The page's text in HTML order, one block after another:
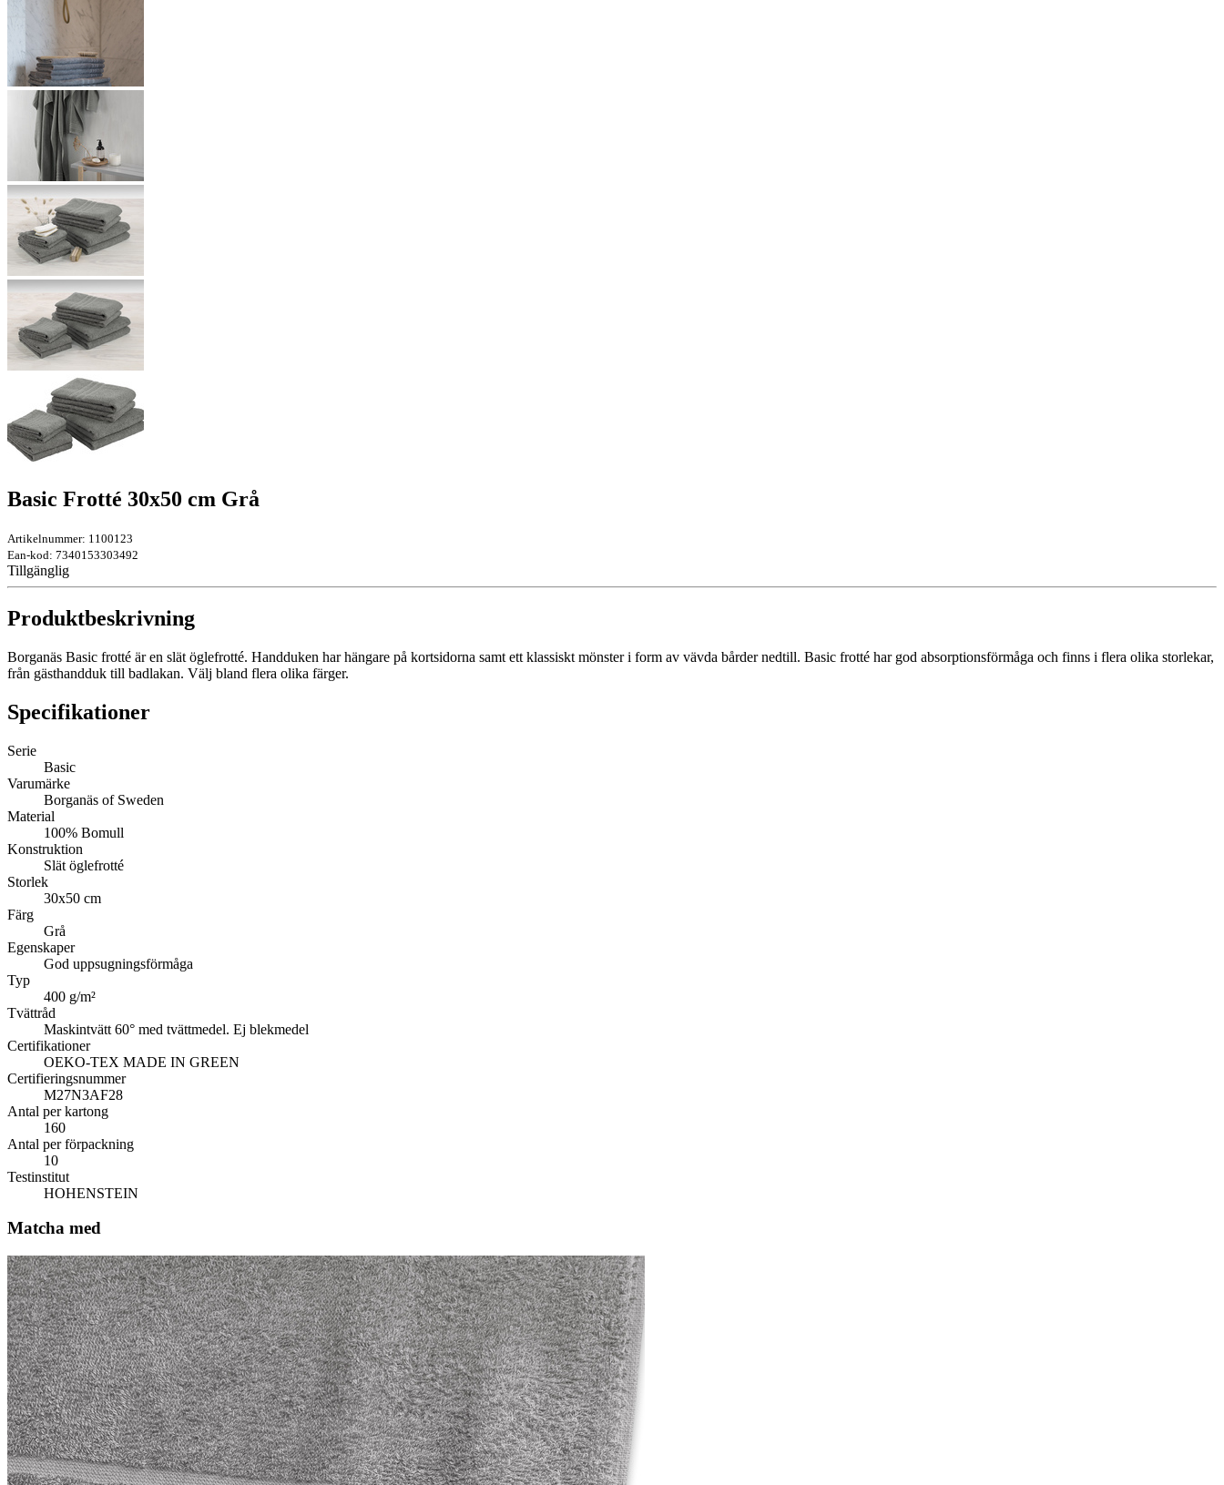
Basic Frotté 30x50 cm Grå
Artikelnummer: 1100123
Ean-kod: 7340153303492
Tillgänglig
Produktbeskrivning
Borganäs Basic frotté är en slät öglefrotté. Handduken har hängare på kortsidorna samt ett klassiskt mönster i form av vävda bårder nedtill. Basic frotté har god absorptionsförmåga och finns i flera olika storlekar,
från gästhandduk till badlakan. Välj bland flera olika färger.
Specifikationer
Serie
Basic
Varumärke
Borganäs of Sweden
Material
100% Bomull
Konstruktion
Slät öglefrotté
Storlek
30x50 cm
Färg
Grå
Egenskaper
God uppsugningsförmåga
Typ
400 g/m²
Tvättråd
Maskintvätt 60° med tvättmedel. Ej blekmedel
Certifikationer
OEKO-TEX MADE IN GREEN
Certifieringsnummer
M27N3AF28
Antal per kartong
160
Antal per förpackning
10
Testinstitut
HOHENSTEIN
Matcha med